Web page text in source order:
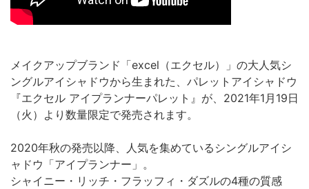
メイクアップブランド「excel（エクセル）」の大人気シ
ングルアイシャドウから生まれた、パレットアイシャドウ
『エクセル アイプランナーパレット』が、2021年1月19日
（火）より数量限定で発売されます。
2020年秋の発売以降、人気を集めているシングルアイシ
ャドウ「アイプランナー」。
シャイニー・リッチ・フラッフィ・ダズルの4種の質感